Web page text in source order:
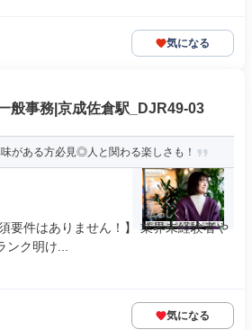
気になる
般事務|京成佐倉駅_DJR49-03
がある方必見◎人と関わる楽しさも！
要件はありません！】 業界未経験者や
ク明け...
気になる